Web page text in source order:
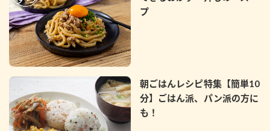
プ
朝ごはんレシピ特集【簡単10
分】ごはん派、パン派の方に
も！